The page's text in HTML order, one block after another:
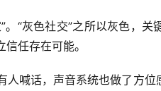
。“灰色社交”之所以灰色，
任存在可能。
人喊话，声音系统也做了方